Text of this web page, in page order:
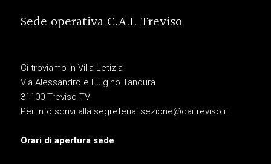
Sede operativa C.A.I. Treviso
Ci troviamo in Villa Letizia
Via Alessandro e Luigino Tandura
31100 Treviso TV
Per info scrivi alla segreteria: sezione@caitreviso.it
Orari di apertura sede